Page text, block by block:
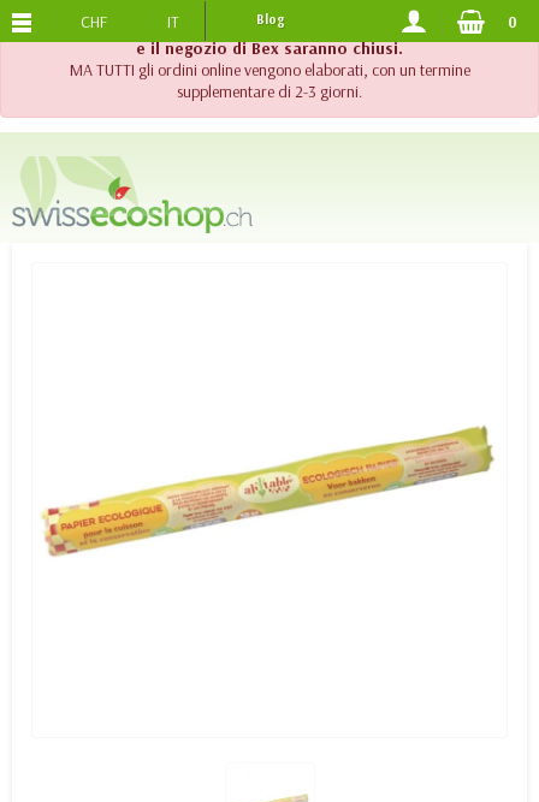
!! Importante !! Fino al 20 agosto 2026, l'assistenza telefonica
e il negozio di Bex saranno chiusi.
MA TUTTI gli ordini online vengono elaborati, con un termine
supplementare di 2-3 giorni.
SPEDIZIONE GRATUITADA 120.-
CHF IT Blog 0